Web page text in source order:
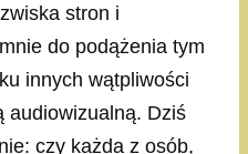
stron i
do podążenia tym
innych wątpliwości
audiowizualną. Dziś
czy każda z osób,